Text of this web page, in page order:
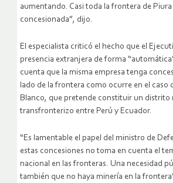
aumentando. Casi toda la frontera de
concesionada”, dijo.
El especialista criticó el hecho que el
presencia extranjera de forma
cuenta que la misma empresa tenga
lado de la frontera como ocurre en el caso
Blanco, que pretende constituir un distrito
transfronterizo entre Perú y Ecuador.
“Es lamentable el papel del ministro de
estas concesiones no toma en cuenta el
nacional en las fronteras. Una necesidad
también que no haya minería en la